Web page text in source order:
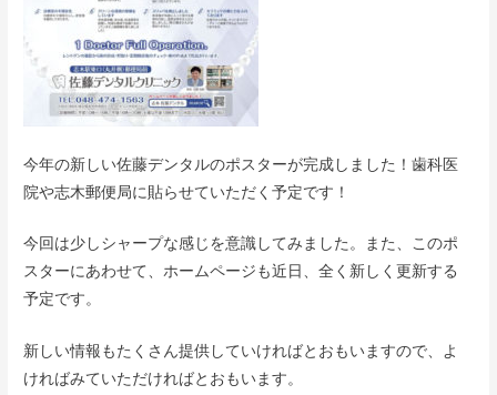
今年の新しい佐藤デンタルのポスターが完成しました！歯科医
院や志木郵便局に貼らせていただく予定です！
今回は少しシャープな感じを意識してみました。また、このポ
スターにあわせて、ホームページも近日、全く新しく更新する
予定です。
新しい情報もたくさん提供していければとおもいますので、よ
ければみていただければとおもいます。